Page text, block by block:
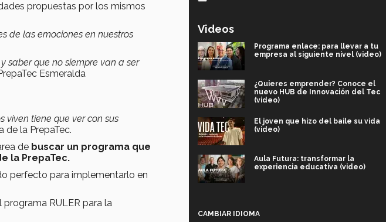
propuestas por los mismos
de las emociones en nuestros
y saber que no siempre van a ser
Esmeralda
viven tiene que ver con sus
de la PrepaTec.
de buscar un programa que
la PrepaTec.
perfecto para implementarlo en
RULER para la
Videos
Programa enlace: para llevar a tu
empresa al siguiente nivel (video)
¿Quieres emprender? Conoce el
nuevo HUB de Innovación del Tec
(video)
El joven que hizo del baile su vida
(video)
Aula Futura: transformar la
experiencia educativa (video)
CAMBIAR IDIOMA